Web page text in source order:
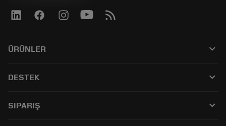
ÜRÜNLER keyboard_arrow_down
Tüm yazılımlar
Rekondisyonlama
DESTEK keyboard_arrow_down
Distribütörler ve uzmanlar
SIPARIŞ keyboard_arrow_down